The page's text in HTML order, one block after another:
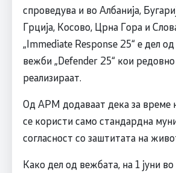
спроведува и во Албанија,
Грција, Косово, Црна Гора и
„Immediate Response 25“ е дел од
вежби „Defender 25“ кои редовно
реализираат.
Од АРМ додаваат дека за време
се користи само стандардна
согласност со заштитата на
Како дел од вежбата, на 1 јуни